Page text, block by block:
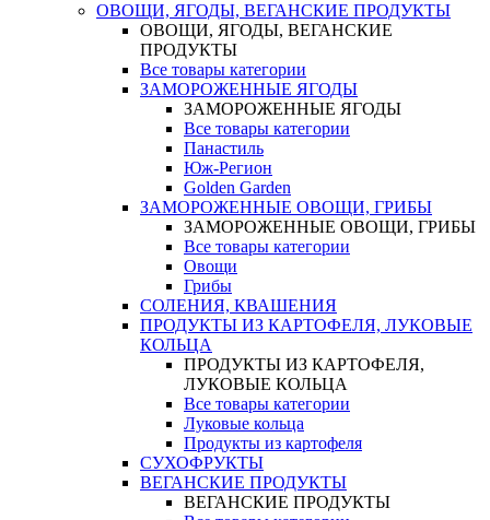
ОВОЩИ, ЯГОДЫ, ВЕГАНСКИЕ ПРОДУКТЫ
ОВОЩИ, ЯГОДЫ, ВЕГАНСКИЕ
ПРОДУКТЫ
Все товары категории
ЗАМОРОЖЕННЫЕ ЯГОДЫ
ЗАМОРОЖЕННЫЕ ЯГОДЫ
Все товары категории
Панастиль
Юж-Регион
Golden Garden
ЗАМОРОЖЕННЫЕ ОВОЩИ, ГРИБЫ
ЗАМОРОЖЕННЫЕ ОВОЩИ, ГРИБЫ
Все товары категории
Овощи
Грибы
СОЛЕНИЯ, КВАШЕНИЯ
ПРОДУКТЫ ИЗ КАРТОФЕЛЯ, ЛУКОВЫЕ
КОЛЬЦА
ПРОДУКТЫ ИЗ КАРТОФЕЛЯ,
ЛУКОВЫЕ КОЛЬЦА
Все товары категории
Луковые кольца
Продукты из картофеля
СУХОФРУКТЫ
ВЕГАНСКИЕ ПРОДУКТЫ
ВЕГАНСКИЕ ПРОДУКТЫ